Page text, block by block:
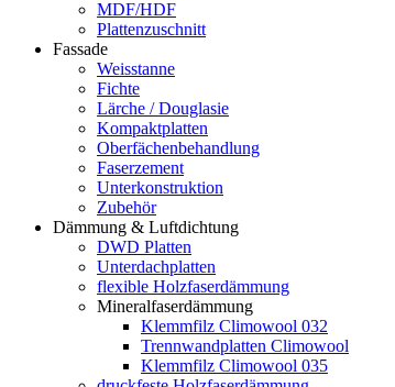
MDF/HDF
Plattenzuschnitt
Fassade
Weisstanne
Fichte
Lärche / Douglasie
Kompaktplatten
Oberfächenbehandlung
Faserzement
Unterkonstruktion
Zubehör
Dämmung & Luftdichtung
DWD Platten
Unterdachplatten
flexible Holzfaserdämmung
Mineralfaserdämmung
Klemmfilz Climowool 032
Trennwandplatten Climowool
Klemmfilz Climowool 035